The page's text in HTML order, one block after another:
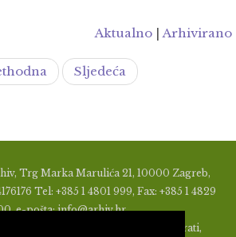
Aktualno |Arhivirano
Sljedeća
Trg Marka Marulića 21, 10000 Zagreb,
Tel: +385 1 4801 999, Fax: +385 1 4829
e-pošta: info@arhiv.hr
kojem obliku objavljivati, distribuirati,